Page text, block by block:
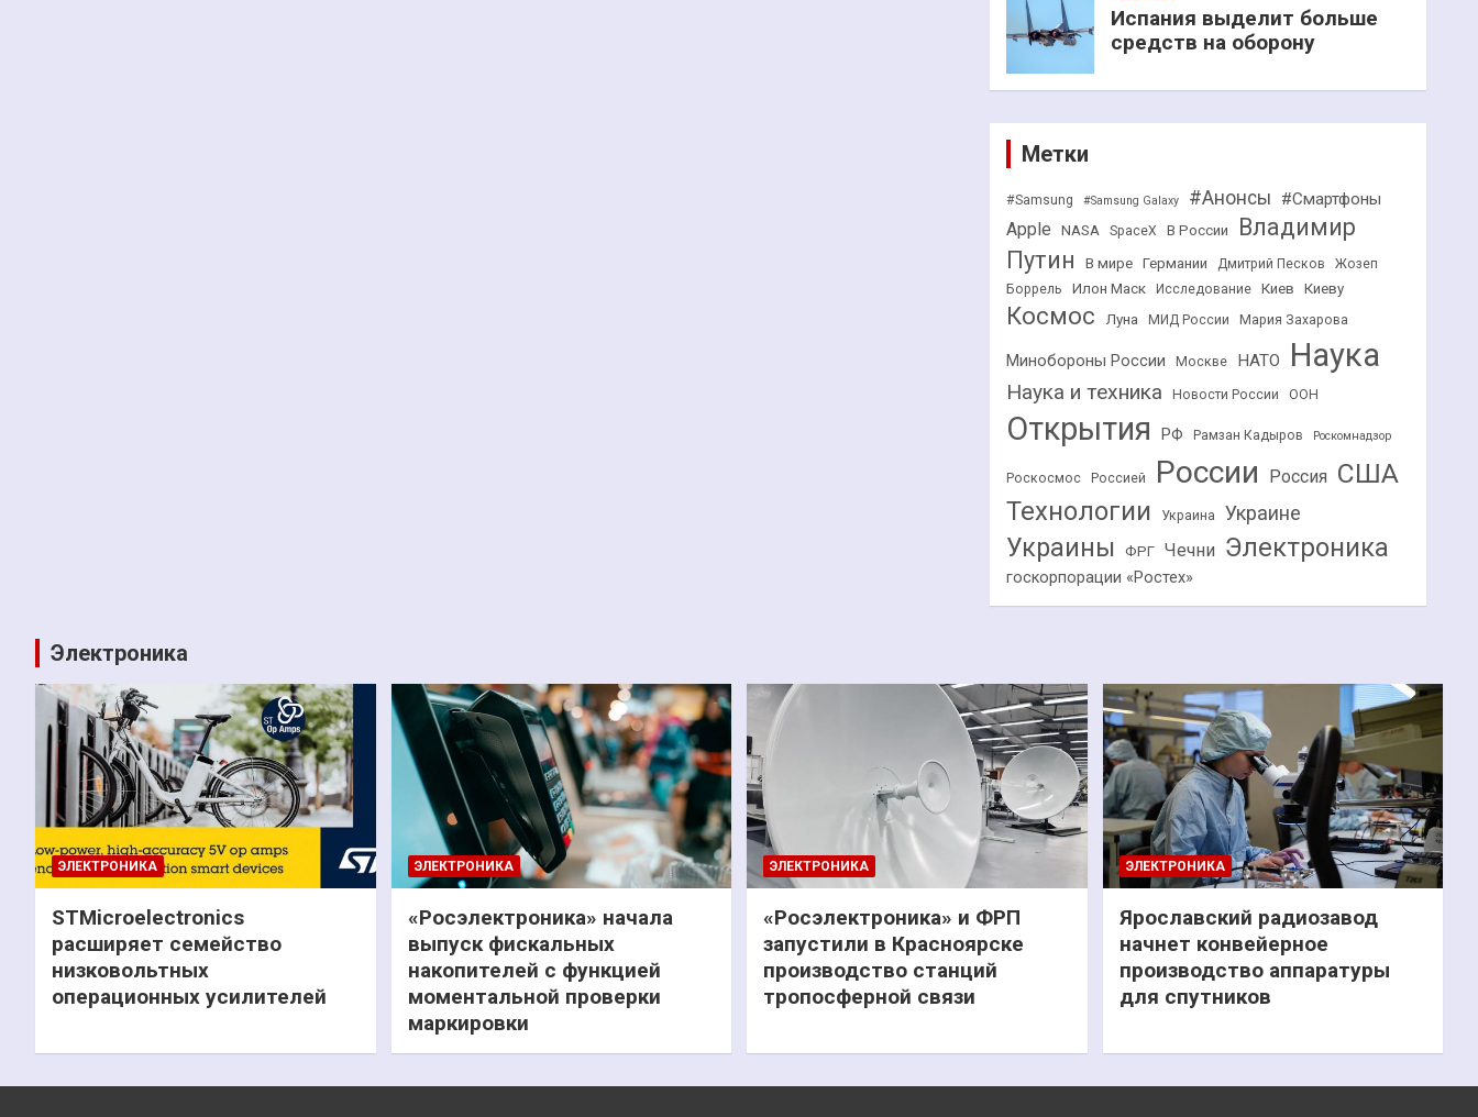
Испания выделит больше
средств на оборону
Метки
#Samsung #Samsung Galaxy #Анонсы #Смартфоны
Apple NASA SpaceX В России
Владимир
Путин
В мире Германии Дмитрий Песков
Жозеп
Боррель
Илон Маск Исследование Киев Киеву
Космос Луна МИД России Мария Захарова
Минобороны России Москве НАТО Наука
Наука и техника Новости России ООН
Открытия РФ Рамзан Кадыров Роскомнадзор
Роскосмос Россией России Россия США
Технологии Украина Украине
Украины ФРГ Чечни Электроника
госкорпорации «Ростех»
Электроника
ЭЛЕКТРОНИКА
STMicroelectronics
расширяет семейство
низковольтных
операционных усилителей
ЭЛЕКТРОНИКА
«Росэлектроника» начала
выпуск фискальных
накопителей с функцией
моментальной проверки
маркировки
ЭЛЕКТРОНИКА
«Росэлектроника» и ФРП
запустили в Красноярске
производство станций
тропосферной связи
ЭЛЕКТРОНИКА
Ярославский радиозавод
начнет конвейерное
производство аппаратуры
для спутников